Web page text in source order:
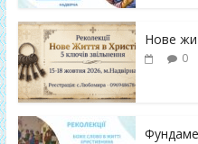
Нове
0